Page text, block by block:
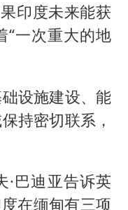
印度未来能获
“一次重大的地
设施建设、能
持密切联系，
·巴迪亚告诉英
在缅甸有三项